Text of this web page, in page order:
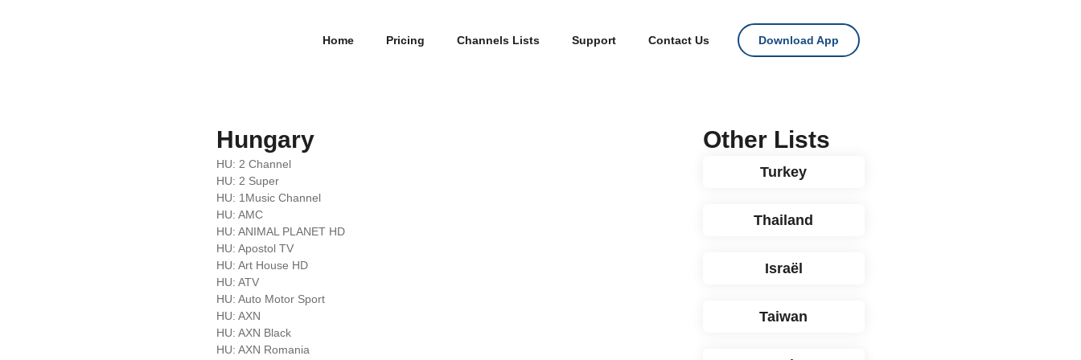
Home Pricing Channels Lists Support Contact Us Download App
Hungary
HU: 2 Channel
HU: 2 Super
HU: 1Music Channel
HU: AMC
HU: ANIMAL PLANET HD
HU: Apostol TV
HU: Art House HD
HU: ATV
HU: Auto Motor Sport
HU: AXN
HU: AXN Black
HU: AXN Romania
Other Lists
Turkey
Thailand
Israël
Taiwan